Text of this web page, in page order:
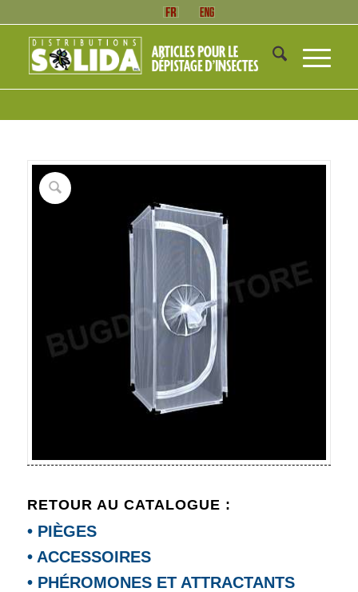
RETOUR AU CATALOGUE :
• PIÈGES
• ACCESSOIRES
• PHÉROMONES ET ATTRACTANTS